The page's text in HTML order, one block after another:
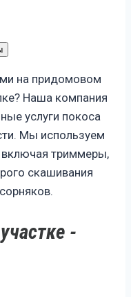
на придомовом
Наша компания
услуги покоса
Мы используем
триммеры,
скашивания
-